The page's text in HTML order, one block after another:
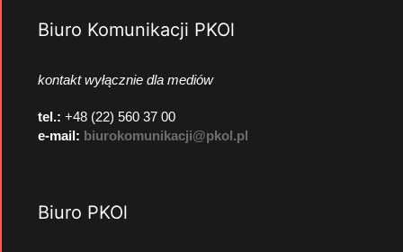
Biuro Komunikacji PKOl
kontakt wyłącznie dla mediów
tel.: +48 (22) 560 37 00
e-mail: biurokomunikacji@pkol.pl
Biuro PKOl